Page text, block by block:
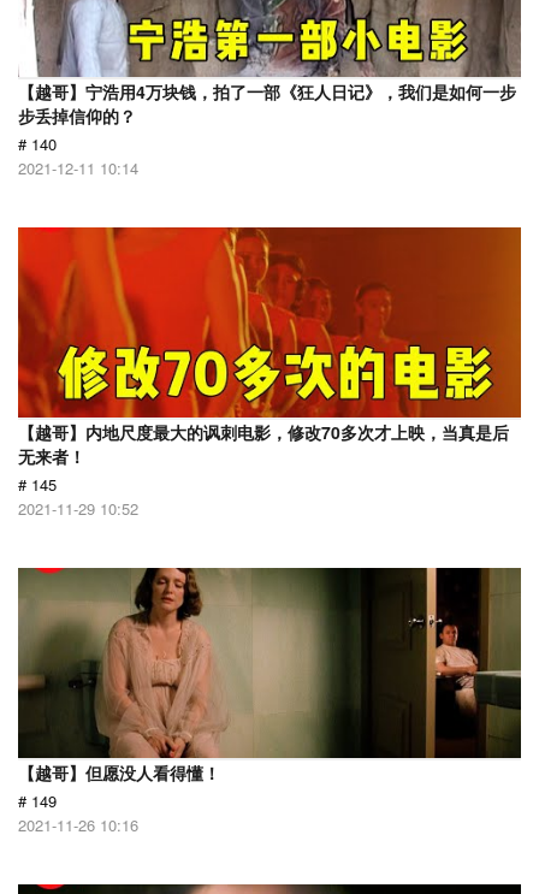
【越哥】宁浩用4万块钱，拍了一部《狂人日记》，我们是如何一步
步丢掉信仰的？
# 140
2021-12-11 10:14
【越哥】内地尺度最大的讽刺电影，修改70多次才上映，当真是后
无来者！
# 145
2021-11-29 10:52
【越哥】但愿没人看得懂！
# 149
2021-11-26 10:16